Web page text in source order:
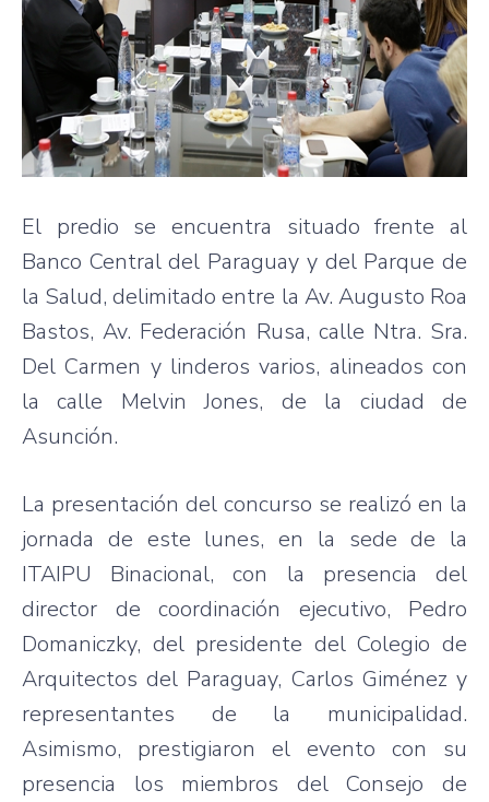
El predio se encuentra situado frente al
Banco Central del Paraguay y del Parque de
la Salud, delimitado entre la Av. Augusto Roa
Bastos, Av. Federación Rusa, calle Ntra. Sra.
Del Carmen y linderos varios, alineados con
la calle Melvin Jones, de la ciudad de
Asunción.
La presentación del concurso se realizó en la
jornada de este lunes, en la sede de la
ITAIPU Binacional, con la presencia del
director de coordinación ejecutivo, Pedro
Domaniczky, del presidente del Colegio de
Arquitectos del Paraguay, Carlos Giménez y
representantes de la municipalidad.
Asimismo, prestigiaron el evento con su
presencia los miembros del Consejo de